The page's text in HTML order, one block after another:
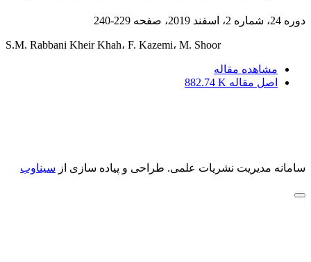
دوره 24، شماره 2، اسفند 2019، صفحه 229-240
S.M. Rabbani Kheir Khah، F. Kazemi، M. Shoor
مشاهده مقاله
اصل مقاله 882.74 K
سامانه مدیریت نشریات علمی. طراحی و پیاده سازی از سیناوب